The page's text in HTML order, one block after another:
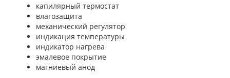
капилярный термостат
влагозащита
механический регулятор
индикация температуры
индикатор нагрева
эмалевое покрытие
магниевый анод